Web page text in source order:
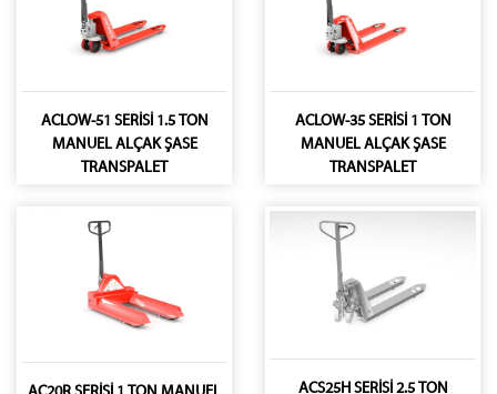
ACLOW-51 SERİSİ 1.5 TON
MANUEL ALÇAK ŞASE
TRANSPALET
ACLOW-35 SERİSİ 1 TON
MANUEL ALÇAK ŞASE
TRANSPALET
ACS25H SERİSİ 2.5 TON